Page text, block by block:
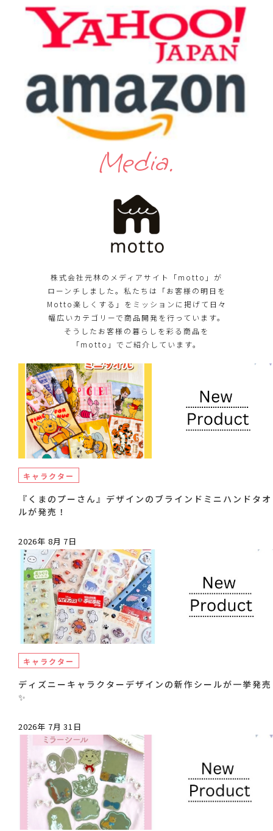
Media.
株式会社元林のメディアサイト「motto」が
ローンチしました。私たちは「お客様の明日を
Motto楽しくする」をミッションに掲げて日々
幅広いカテゴリーで商品開発を行っています。
そうしたお客様の暮らしを彩る商品を
「motto」でご紹介しています。
キャラクター
『くまのプーさん』デザインのブラインドミニハンドタオ
ルが発売！
2026年 8月 7日
キャラクター
ディズニーキャラクターデザインの新作シールが一挙発売
✨
2026年 7月 31日